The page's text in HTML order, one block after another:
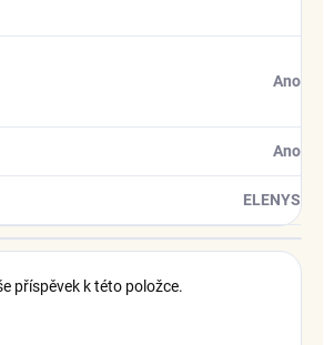
Ano
Ano
ELENYS
příspěvek k této položce.